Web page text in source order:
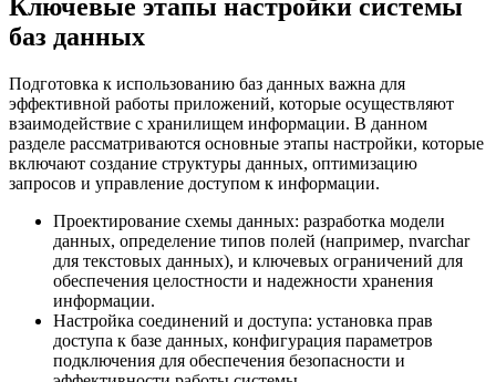
Ключевые этапы настройки системы
баз данных
Подготовка к использованию баз данных важна для
эффективной работы приложений, которые осуществляют
взаимодействие с хранилищем информации. В данном
разделе рассматриваются основные этапы настройки, которые
включают создание структуры данных, оптимизацию
запросов и управление доступом к информации.
Проектирование схемы данных: разработка модели
данных, определение типов полей (например, nvarchar
для текстовых данных), и ключевых ограничений для
обеспечения целостности и надежности хранения
информации.
Настройка соединений и доступа: установка прав
доступа к базе данных, конфигурация параметров
подключения для обеспечения безопасности и